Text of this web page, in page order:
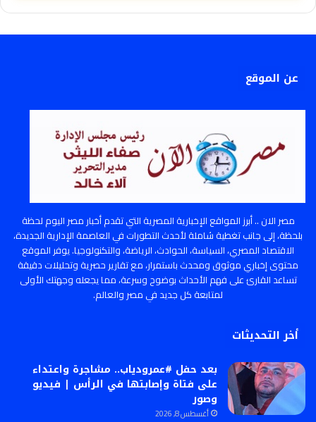
عن الموقع
مصر الان .. أبرز المواقع الإخبارية المصرية التي تقدم أخبار مصر اليوم لحظة
بلحظة، إلى جانب تغطية شاملة لأحدث التطورات في العاصمة الإدارية الجديدة،
الاقتصاد المصري، السياسة، الحوادث، الرياضة، والتكنولوجيا. يوفر الموقع
محتوى إخباري موثوق ومحدث باستمرار، مع تقارير حصرية وتحليلات دقيقة
تساعد القارئ على فهم الأحداث بوضوح وسرعة، مما يجعله وجهتك الأولى
لمتابعة كل جديد في مصر والعالم.
أخر التحديثات
بعد حفل #عمرودياب.. مشاجرة واعتداء
على فتاة وإصابتها في الرأس | فيديو
وصور
أغسطس 8, 2026